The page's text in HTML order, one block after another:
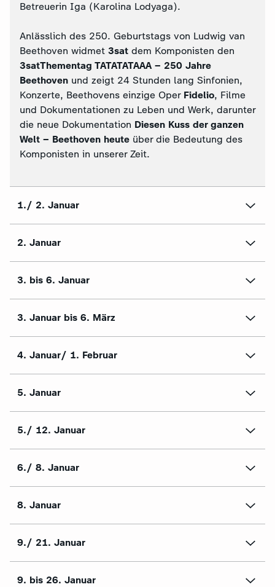
Betreuerin Iga (Karolina Lodyaga).
Anlässlich des 250. Geburtstags von Ludwig van
Beethoven widmet 3sat dem Komponisten den
3satThementag TATATATAAA – 250 Jahre
Beethoven und zeigt 24 Stunden lang Sinfonien,
Konzerte, Beethovens einzige Oper Fidelio, Filme
und Dokumentationen zu Leben und Werk, darunter
die neue Dokumentation Diesen Kuss der ganzen
Welt – Beethoven heute über die Bedeutung des
Komponisten in unserer Zeit.
1./ 2. Januar
2. Januar
3. bis 6. Januar
3. Januar bis 6. März
4. Januar/ 1. Februar
5. Januar
5./ 12. Januar
6./ 8. Januar
8. Januar
9./ 21. Januar
9. bis 26. Januar